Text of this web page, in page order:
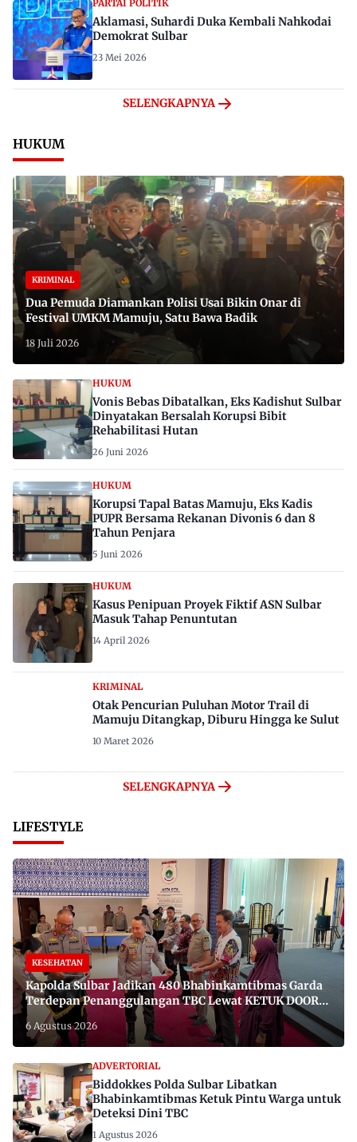
PARTAI POLITIK
Aklamasi, Suhardi Duka Kembali Nahkodai
Demokrat Sulbar
23 Mei 2026
SELENGKAPNYA
HUKUM
KRIMINAL
Dua Pemuda Diamankan Polisi Usai Bikin Onar di
Festival UMKM Mamuju, Satu Bawa Badik
18 Juli 2026
HUKUM
Vonis Bebas Dibatalkan, Eks Kadishut Sulbar
Dinyatakan Bersalah Korupsi Bibit
Rehabilitasi Hutan
26 Juni 2026
HUKUM
Korupsi Tapal Batas Mamuju, Eks Kadis
PUPR Bersama Rekanan Divonis 6 dan 8
Tahun Penjara
5 Juni 2026
HUKUM
Kasus Penipuan Proyek Fiktif ASN Sulbar
Masuk Tahap Penuntutan
14 April 2026
KRIMINAL
Otak Pencurian Puluhan Motor Trail di
Mamuju Ditangkap, Diburu Hingga ke Sulut
10 Maret 2026
SELENGKAPNYA
LIFESTYLE
KESEHATAN
Kapolda Sulbar Jadikan 480 Bhabinkamtibmas Garda
Terdepan Penanggulangan TBC Lewat KETUK DOORS
di 650 Desa
6 Agustus 2026
ADVERTORIAL
Biddokkes Polda Sulbar Libatkan
Bhabinkamtibmas Ketuk Pintu Warga untuk
Deteksi Dini TBC
1 Agustus 2026